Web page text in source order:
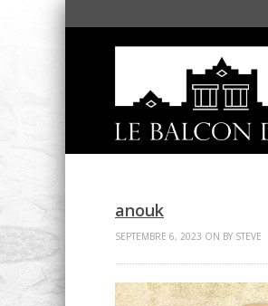
anouk
SEPTEMBRE 6, 2023 ON BY STEVE